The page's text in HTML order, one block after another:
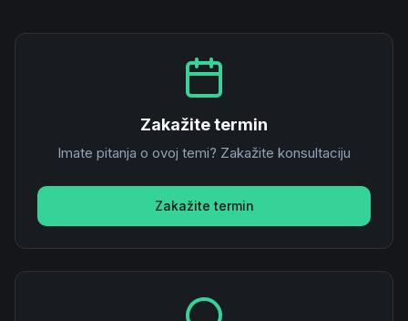
Zakažite termin
Imate pitanja o ovoj temi? Zakažite konsultaciju
Zakažite termin